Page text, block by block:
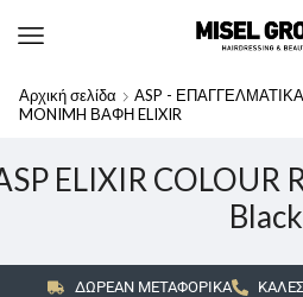
Αρχική σελίδα ASP -
MONIMH ΒΑΦΗ ELIXIR
ELIXIR COLOUR
Black
ΔΩΡΕΑΝ ΜΕΤΑΦΟΡΙΚΑ